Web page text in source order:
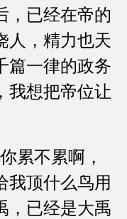
，已经在帝的
人，精力也天
篇一律的政务
我想把帝位让
不累啊，
我顶什么鸟用
，已经是大禹